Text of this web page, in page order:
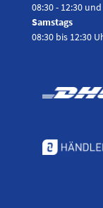
08:30 - 12:30
Samstags
08:30 bis 12:30